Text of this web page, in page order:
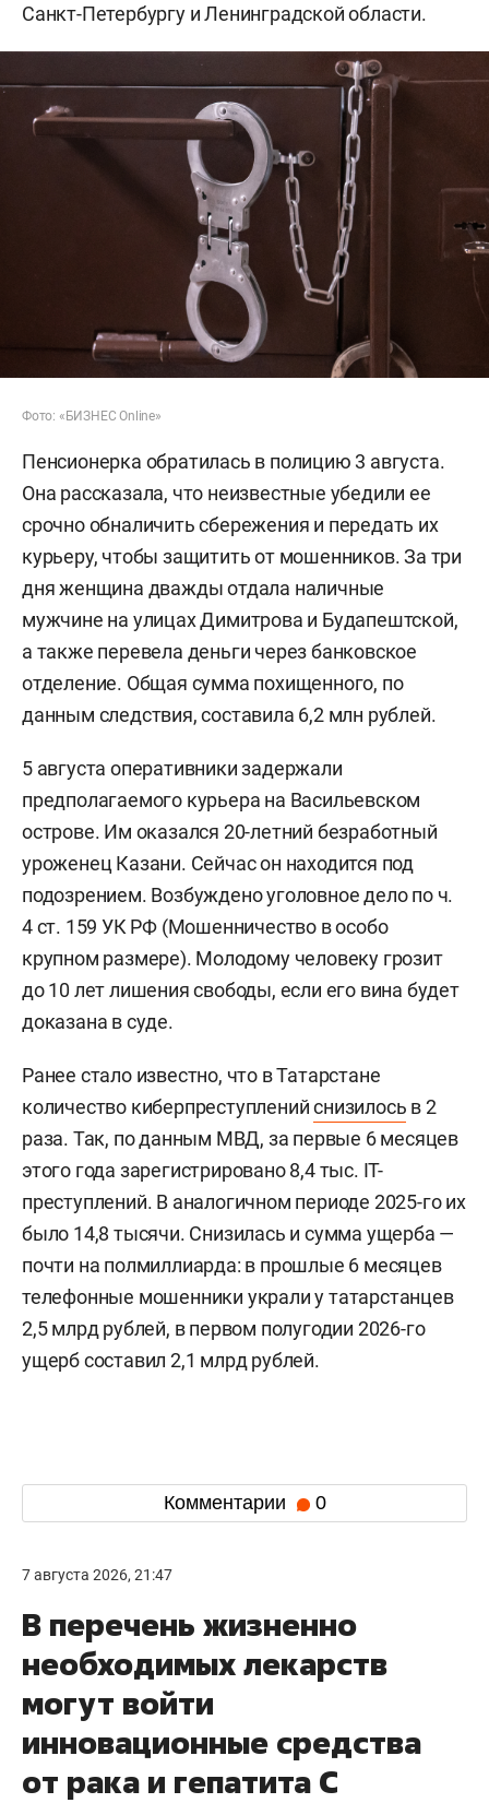
Санкт-Петербургу и Ленинградской области.
Фото: «БИЗНЕС Online»
Пенсионерка обратилась в полицию 3 августа.
Она рассказала, что неизвестные убедили ее
срочно обналичить сбережения и передать их
курьеру, чтобы защитить от мошенников. За три
дня женщина дважды отдала наличные
мужчине на улицах Димитрова и Будапештской,
а также перевела деньги через банковское
отделение. Общая сумма похищенного, по
данным следствия, составила 6,2 млн рублей.
5 августа оперативники задержали
предполагаемого курьера на Васильевском
острове. Им оказался 20-летний безработный
уроженец Казани. Сейчас он находится под
подозрением. Возбуждено уголовное дело по ч.
4 ст. 159 УК РФ (Мошенничество в особо
крупном размере). Молодому человеку грозит
до 10 лет лишения свободы, если его вина будет
доказана в суде.
Ранее стало известно, что в Татарстане
количество киберпреступленийснизилось в 2
раза. Так, по данным МВД, за первые 6 месяцев
этого года зарегистрировано 8,4 тыс. IT-
преступлений. В аналогичном периоде 2025-го их
было 14,8 тысячи. Снизилась и сумма ущерба —
почти на полмиллиарда: в прошлые 6 месяцев
телефонные мошенники украли у татарстанцев
2,5 млрд рублей, в первом полугодии 2026-го
ущерб составил 2,1 млрд рублей.
Комментарии 0
7 августа 2026, 21:47
В перечень жизненно
необходимых лекарств
могут войти
инновационные средства
от рака и гепатита С